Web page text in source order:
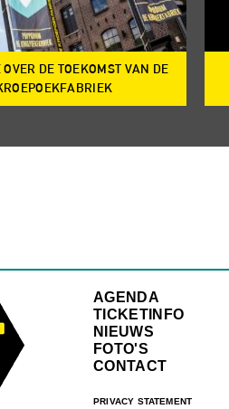
DE TOEKOMST VAN DE
AGENDA
TICKETINFO
NIEUWS
FOTO'S
CONTACT
PRIVACY STATEMENT